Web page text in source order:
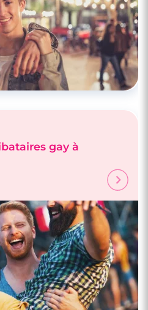
trop exigeant.e ?
gay à